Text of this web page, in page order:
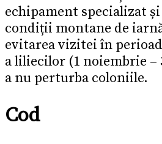
echipament specializat
condiții montane de
evitarea vizitei în
a liliecilor (1 noiembrie
a nu perturba coloniile.
Cod